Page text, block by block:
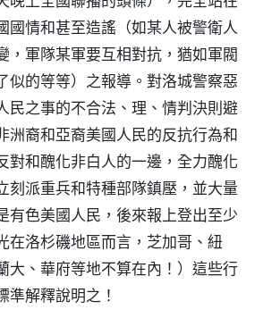
國情和甚至造謠（如某人被警衛人
，軍隊某軍要互相對抗，猶如軍閥
似的等等）之報導。對洛城警察惡
民之事的不合法、理、情判決則避
洲裔和亞裔美國人民的反抗行為和
對和醜化非白人的一邊，全力醜化
刻派重兵和特種部隊鎮壓，並大量
有色美國人民，後來報上登出至少
在洛杉磯地區而言，芝加哥、紐
大、華府等地不算在內！）這些行
準解釋說明之！